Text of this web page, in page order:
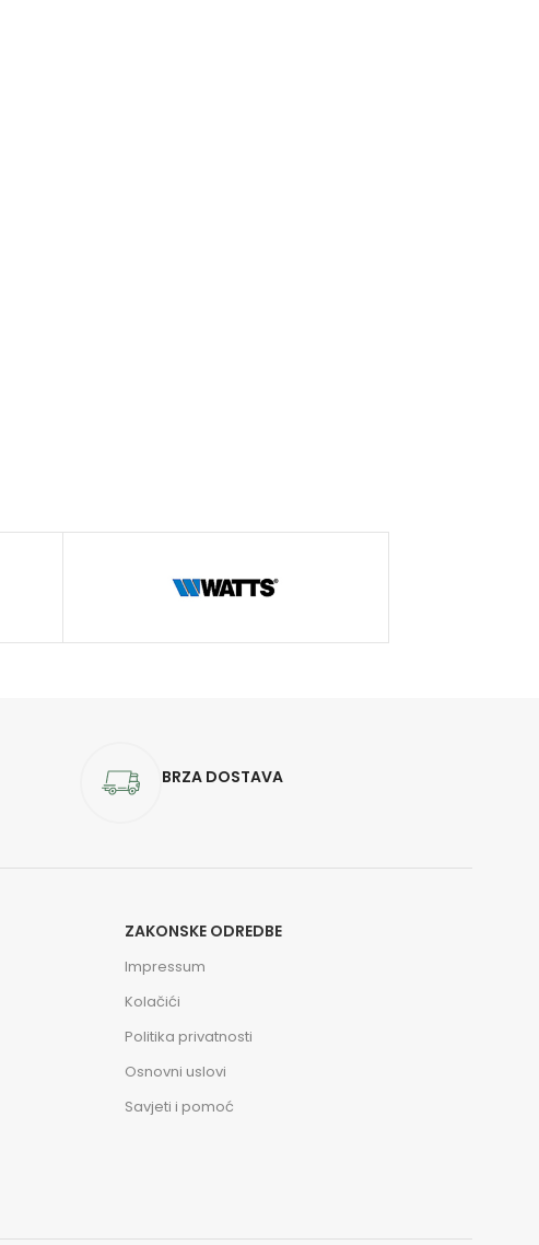
BRZA DOSTAVA
ZAKONSKE ODREDBE
Impressum
Kolačići
Politika privatnosti
Osnovni uslovi
Savjeti i pomoć